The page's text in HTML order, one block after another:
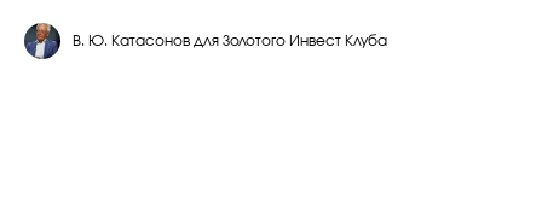
В. Ю. Катасонов для Золотого Инвест Клуба